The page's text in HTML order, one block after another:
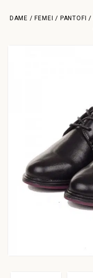
DAME / FEMEI PANTOFI